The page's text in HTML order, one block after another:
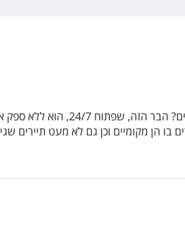
אין חיי לילה בורשה מבלי מעט בירה ומוסיקה קופצנית. רוצים לנסות את